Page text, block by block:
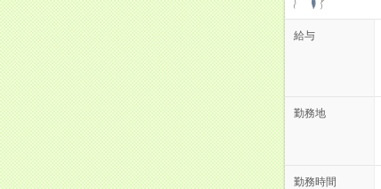
給与
勤務地
勤務時間